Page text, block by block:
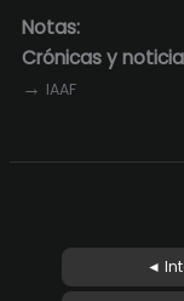
Notas:
Crónicas y
→ IAAF
◄